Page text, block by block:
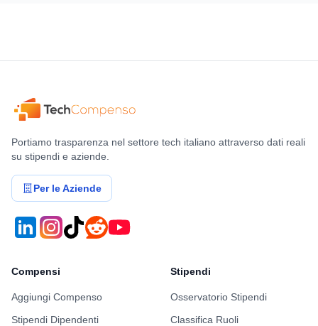
Portiamo trasparenza nel settore tech italiano attraverso dati reali
su stipendi e aziende.
Per le Aziende
Compensi
Aggiungi Compenso
Stipendi Dipendenti
Stipendi
Osservatorio Stipendi
Classifica Ruoli